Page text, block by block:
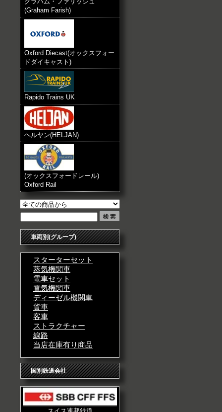
(Graham Farish)
Oxford Diecast(オックスフォー
ドダイキャスト)
Rapido Trains UK
ヘルヤン(HELJAN)
(オックスフォードレール)
Oxford Rail
車両別(グループ)
スターターセット
蒸気機関車
電車セット
電気機関車
ディーゼル機関車
貨車
客車
ストラクチャー
線路
当店在庫有り商品
国別鉄道会社